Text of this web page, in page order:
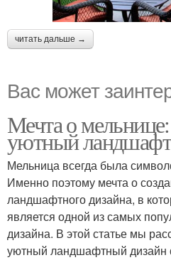
читать дальше →
Вас может
Мечта о мельнице:
уютный
Мельница всегда была
Именно поэтому мечта о
ландшафтного дизайна, в
является одной из самых
дизайна. В этой статье мы
уютный ландшафтный дизайн